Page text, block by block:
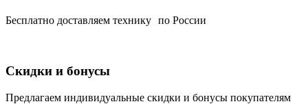
Беcплатно доставляем технику по России
Скидки и бонусы
Предлагаем индивидуальные скидки и бонусы покупателям